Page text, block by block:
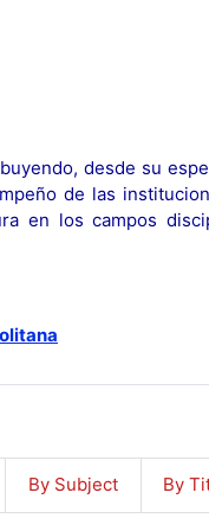
desde su
de las
en los campos
By Subject By